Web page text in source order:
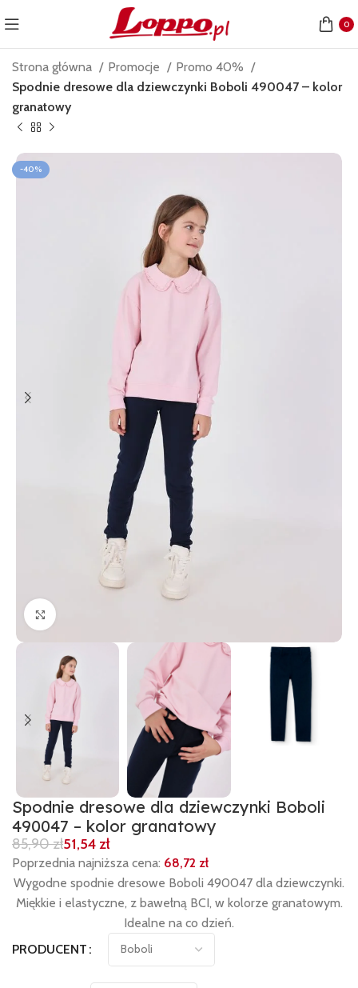
0
Strona główna Promocje
Promo 40%
Spodnie dresowe dla dziewczynki Boboli 490047 – kolor
granatowy
-40%
Spodnie dresowe dla dziewczynki Boboli
490047 – kolor granatowy
85,90zł51,54zł
Poprzednia najniższa cena: 68,72 zł
Wygodne spodnie dresowe Boboli 490047 dla dziewczynki.
Miękkie i elastyczne, z bawełną BCI, w kolorze granatowym.
Idealne na co dzień.
PRODUCENT